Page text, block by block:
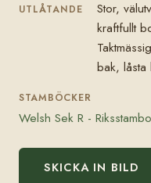
UTLÅTANDE
Stor,
kraftfullt
bak,
STAMBÖCKER
Welsh Sek R -
SKICKA IN BILD